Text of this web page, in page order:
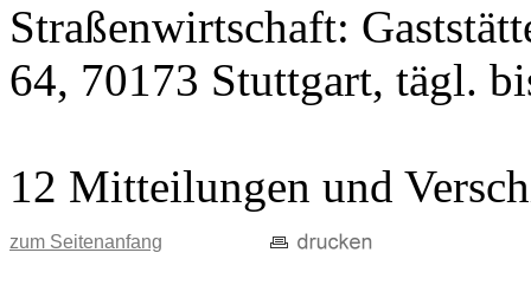
Straßenwirtschaft:
64, 70173 Stuttgart, tägl.
12 Mitteilungen und
zum Seitenanfang